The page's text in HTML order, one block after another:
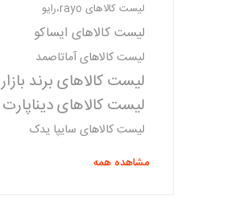
لیست کالاهای rayo،رایو
لیست کالاهای ایساکو
لیست کالاهای آماتاصمد
لیست کالاهای برند بازار
لیست کالاهای دیناپارت
لیست کالاهای سایپا یدک
مشاهده همه